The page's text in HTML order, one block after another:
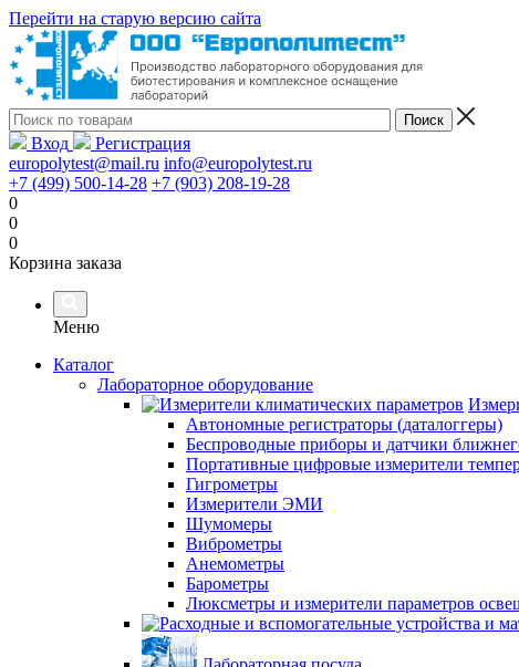
Перейти на старую версию сайта
Вход
Регистрация
europolytest@mail.ru info@europolytest.ru
+7 (499) 500-14-28 +7 (903) 208-19-28
0
0
0
Корзина заказа
Меню
Каталог
Лабораторное оборудование
Автономные регистраторы (даталоггеры)
Беспроводные приборы и датчики
Портативные цифровые измерители
Гигрометры
Измерители ЭМИ
Шумомеры
Виброметры
Анемометры
Барометры
Люксметры и измерители параметров